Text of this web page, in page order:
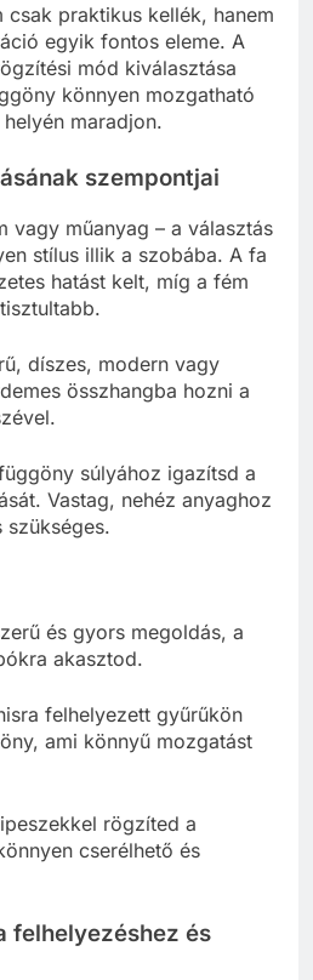
csak praktikus kellék, hanem
egyik fontos eleme. A
mód kiválasztása
könnyen mozgatható
maradjon.
szempontjai
vagy műanyag – a választás
stílus illik a szobába. A fa
hatást kelt, míg a fém
díszes, modern vagy
összhangba hozni a
súlyához igazítsd a
Vastag, nehéz anyaghoz
szükséges.
és gyors megoldás, a
akasztod.
felhelyezett gyűrűkön
ami könnyű mozgatást
rögzíted a
cserélhető és
felhelyezéshez és